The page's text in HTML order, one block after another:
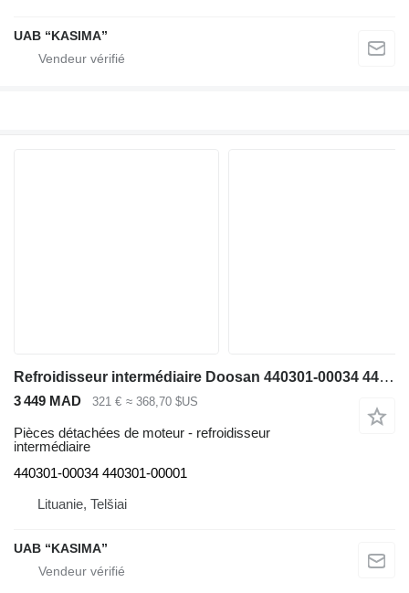
UAB “KASIMA”
Refroidisseur intermédiaire Doosan 440301-00034 440301-00001 pour excavateur Doosan DX140LCR-3
3 449 MAD 321 € ≈ 368,70 $US
Pièces détachées de moteur - refroidisseur
intermédiaire
440301-00034 440301-00001
Lituanie, Telšiai
UAB “KASIMA”